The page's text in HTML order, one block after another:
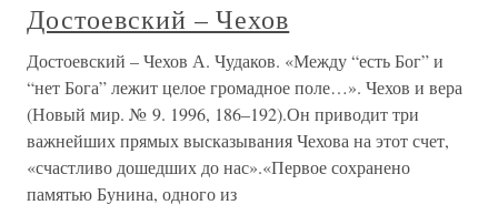
Достоевский – Чехов
Достоевский – Чехов А. Чудаков. «Между “есть Бог” и
“нет Бога” лежит целое громадное поле…». Чехов и вера
(Новый мир. № 9. 1996, 186–192).Он приводит три
важнейших прямых высказывания Чехова на этот счет,
«счастливо дошедших до нас».«Первое сохранено
памятью Бунина, одного из